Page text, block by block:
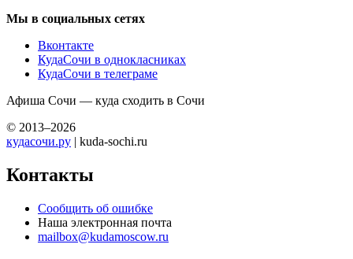
Мы в социальных сетях
Вконтакте
КудаСочи в однокласниках
КудаСочи в телеграме
Афиша Сочи — куда сходить в Сочи
© 2013–2026
кудасочи.ру | kuda-sochi.ru
Контакты
Сообщить об ошибке
Наша электронная почта
mailbox@kudamoscow.ru